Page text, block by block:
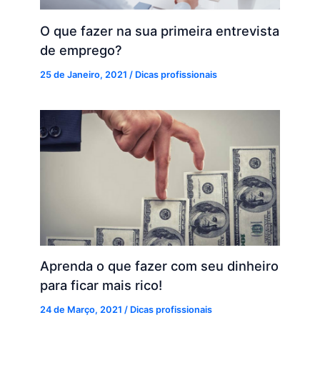
O que fazer na sua primeira entrevista
de emprego?
25 de Janeiro, 2021 / Dicas profissionais
Aprenda o que fazer com seu dinheiro
para ficar mais rico!
24 de Março, 2021 / Dicas profissionais